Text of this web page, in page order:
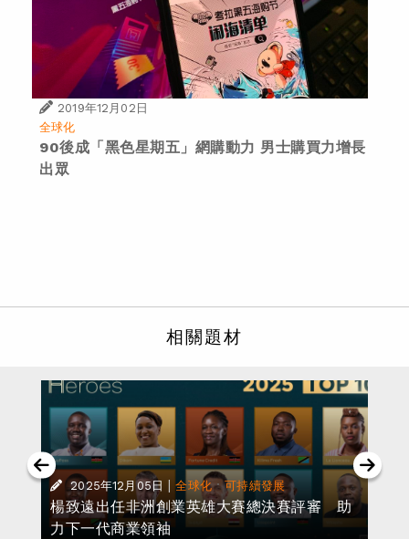
2019年12月02日
全球化
90後成「黑色星期五」網購動力 男士購買力增長
出眾
相關題材
2025年12月05日 全球化·可持續發展
楊致遠出任非洲創業英雄大賽總決賽評審 助
力下一代商業領袖